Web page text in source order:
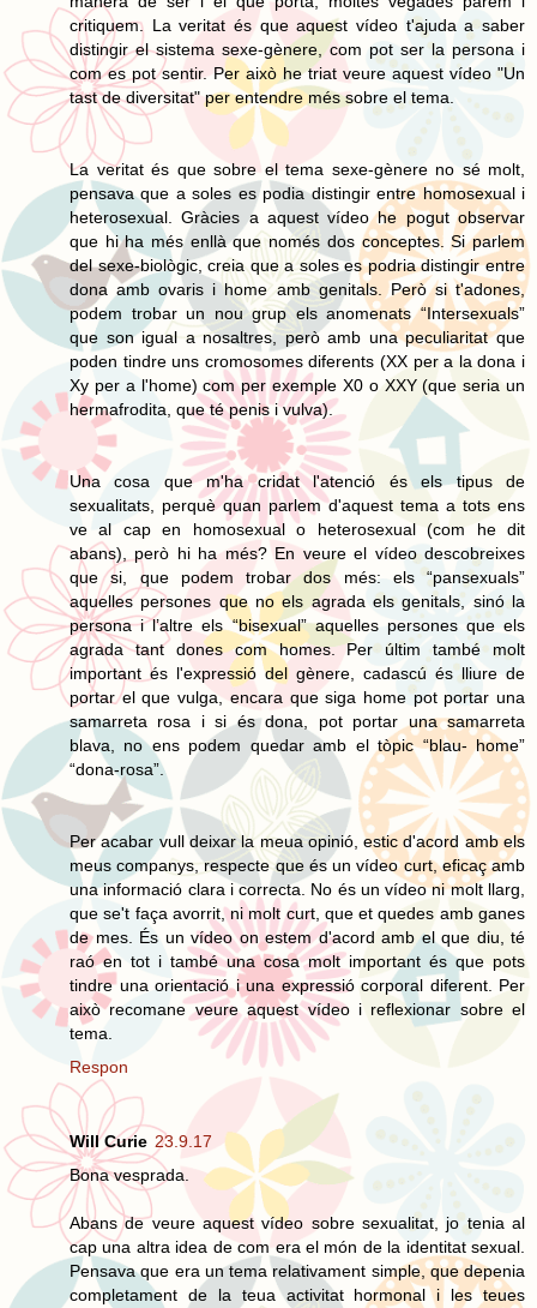
critiquem. La veritat és que aquest vídeo t'ajuda a saber
distingir el sistema sexe-gènere, com pot ser la persona i
com es pot sentir. Per això he triat veure aquest vídeo "Un
tast de diversitat" per entendre més sobre el tema.
La veritat és que sobre el tema sexe-gènere no sé molt,
pensava que a soles es podia distingir entre homosexual i
heterosexual. Gràcies a aquest vídeo he pogut observar
que hi ha més enllà que només dos conceptes. Si parlem
del sexe-biològic, creia que a soles es podria distingir entre
dona amb ovaris i home amb genitals. Però si t'adones,
podem trobar un nou grup els anomenats “Intersexuals”
que son igual a nosaltres, però amb una peculiaritat que
poden tindre uns cromosomes diferents (XX per a la dona i
Xy per a l'home) com per exemple X0 o XXY (que seria un
hermafrodita, que té penis i vulva).
Una cosa que m'ha cridat l'atenció és els tipus de
sexualitats, perquè quan parlem d'aquest tema a tots ens
ve al cap en homosexual o heterosexual (com he dit
abans), però hi ha més? En veure el vídeo descobreixes
que si, que podem trobar dos més: els “pansexuals”
aquelles persones que no els agrada els genitals, sinó la
persona i l’altre els “bisexual” aquelles persones que els
agrada tant dones com homes. Per últim també molt
important és l'expressió del gènere, cadascú és lliure de
portar el que vulga, encara que siga home pot portar una
samarreta rosa i si és dona, pot portar una samarreta
blava, no ens podem quedar amb el tòpic “blau- home”
“dona-rosa”.
Per acabar vull deixar la meua opinió, estic d'acord amb els
meus companys, respecte que és un vídeo curt, eficaç amb
una informació clara i correcta. No és un vídeo ni molt llarg,
que se't faça avorrit, ni molt curt, que et quedes amb ganes
de mes. És un vídeo on estem d'acord amb el que diu, té
raó en tot i també una cosa molt important és que pots
tindre una orientació i una expressió corporal diferent. Per
això recomane veure aquest vídeo i reflexionar sobre el
tema.
Respon
Will Curie 23.9.17
Bona vesprada.
Abans de veure aquest vídeo sobre sexualitat, jo tenia al
cap una altra idea de com era el món de la identitat sexual.
Pensava que era un tema relativament simple, que depenia
completament de la teua activitat hormonal i les teues